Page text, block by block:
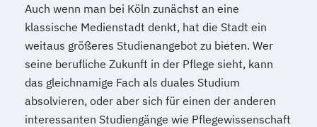
Auch wenn man bei Köln zunächst an eine
klassische Medienstadt denkt, hat die Stadt ein
weitaus größeres Studienangebot zu bieten. Wer
seine berufliche Zukunft in der Pflege sieht, kann
das gleichnamige Fach als duales Studium
absolvieren, oder aber sich für einen der anderen
interessanten Studiengänge wie Pflegewissenschaft